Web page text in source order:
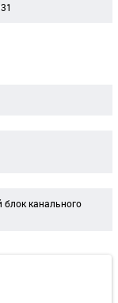
блок канального